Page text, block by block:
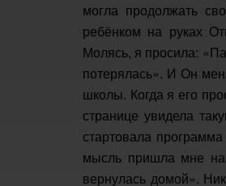
могла продолжать
ребёнком на руках
Молясь, я просила:
потерялась». И Он
школы. Когда я его
странице увидела
стартовала
мысль пришла мне на
вернулась домой».